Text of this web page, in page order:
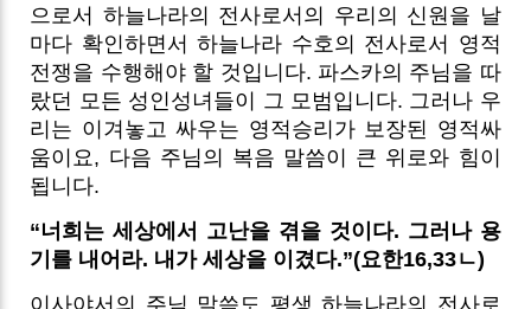
으로서 하늘나라의 전사로서의 우리의 신원을 날
마다 확인하면서 하늘나라 수호의 전사로서 영적
전쟁을 수행해야 할 것입니다. 파스카의 주님을 따
랐던 모든 성인성녀들이 그 모범입니다. 그러나 우
리는 이겨놓고 싸우는 영적승리가 보장된 영적싸
움이요, 다음 주님의 복음 말씀이 큰 위로와 힘이
됩니다.
“너희는 세상에서 고난을 겪을 것이다. 그러나 용
기를 내어라. 내가 세상을 이겼다.”(요한16,33ㄴ)
이사야서의 주님 말씀도 평생 하늘나라의 전사로